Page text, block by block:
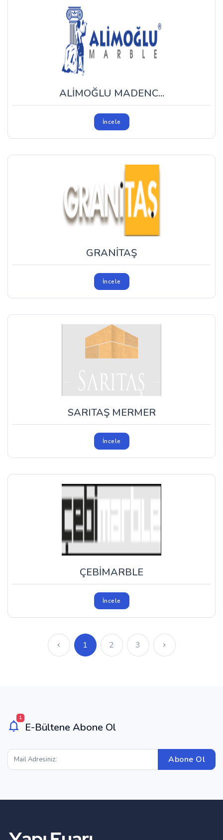
ALİMOĞLU MADENC...
İncele
GRANİTAŞ
İncele
SARITAŞ MERMER
İncele
ÇEBİMARBLE
İncele
1 2 3
1
E-Bültene Abone Ol
Abone Ol